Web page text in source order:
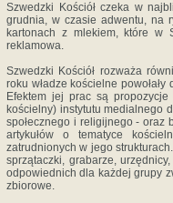
Szwedzki Kościół czeka w
grudnia, w czasie adwentu, na
kartonach z mlekiem, które w
reklamowa.
Szwedzki Kościół rozważa
roku władze kościelne
Efektem jej prac są
kościelny) instytutu medialnego
społecznego i religijnego - oraz
artykułów o tematyce
zatrudnionych w jego
sprzątaczki, grabarze,
odpowiednich dla każdej grupy
zbiorowe.